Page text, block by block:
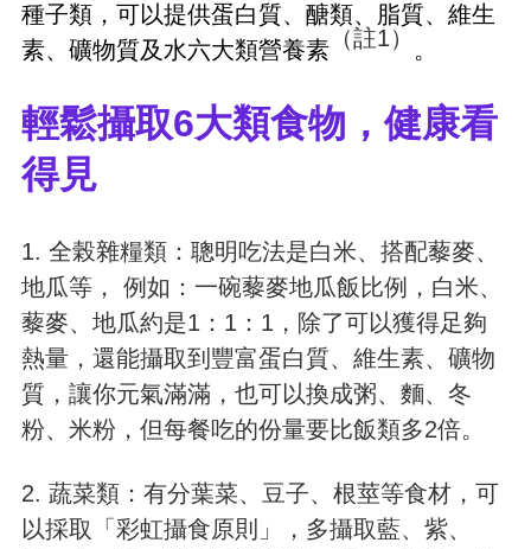
種子類，可以提供蛋白質、醣類、脂質、維生
素、礦物質及水六大類營養素 （註1） 。
輕鬆攝取6大類食物，健康看
得見
1. 全榖雜糧類：聰明吃法是白米、搭配藜麥、
地瓜等， 例如：一碗藜麥地瓜飯比例，白米、
藜麥、地瓜約是1：1：1，除了可以獲得足夠
熱量，還能攝取到豐富蛋白質、維生素、礦物
質，讓你元氣滿滿，也可以換成粥、麵、冬
粉、米粉，但每餐吃的份量要比飯類多2倍。
2. 蔬菜類：有分葉菜、豆子、根莖等食材，可
以採取「彩虹攝食原則」，多攝取藍、紫、